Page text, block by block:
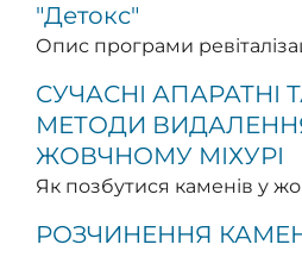
"Детокс"
Опис програми
СУЧАСНІ АПАРАТНІ
МЕТОДИ
ЖОВЧНОМУ МІХУРІ
Як позбутися каменів у
РОЗЧИНЕННЯ